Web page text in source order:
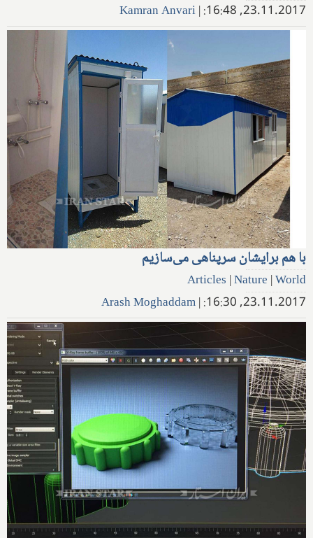
23.11.2017, 16:48:
|
Kamran Anvari
با هم برایشان سرپناهی می‌سازیم
Articles |Nature |World
23.11.2017, 16:30:
|
Arash Moghaddam